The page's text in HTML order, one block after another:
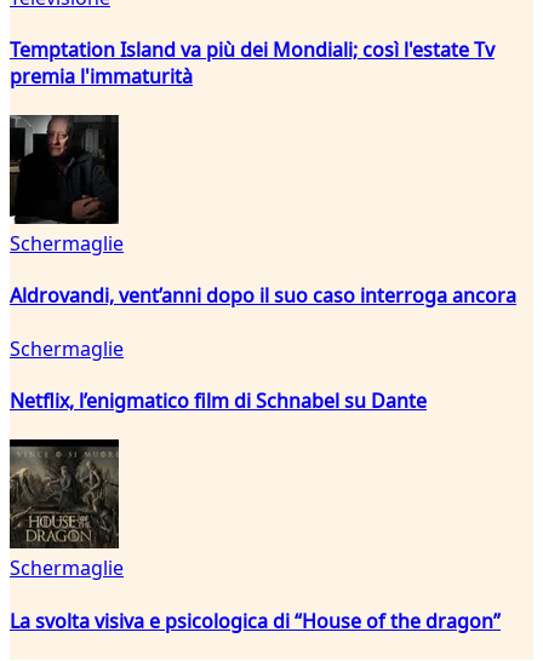
Temptation Island va più dei Mondiali; così l'estate Tv
premia l'immaturità
Schermaglie
Aldrovandi, vent’anni dopo il suo caso interroga ancora
Schermaglie
Netflix, l’enigmatico film di Schnabel su Dante
Schermaglie
La svolta visiva e psicologica di “House of the dragon”